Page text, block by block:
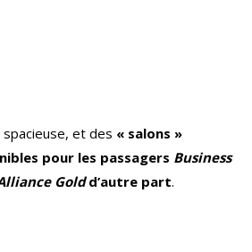
spacieuse, et des « salons »
pour les passagers Business
Goldd’autre part.